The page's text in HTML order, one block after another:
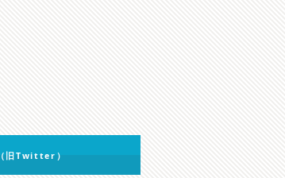
（旧Twitter）